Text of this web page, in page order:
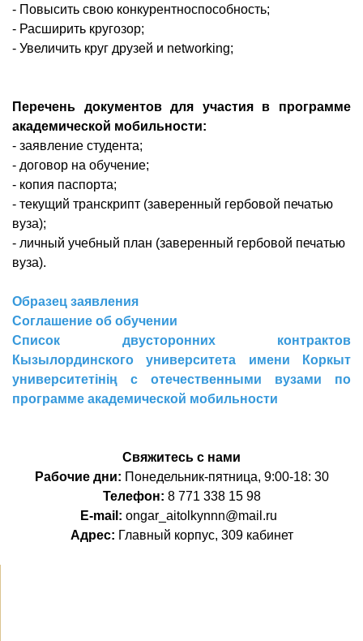
- Повысить свою конкурентноспособность;
- Расширить кругозор;
- Увеличить круг друзей и networking;
Перечень документов для участия в программе
академической мобильности:
- заявление студента;
- договор на обучение;
- копия паспорта;
- текущий транскрипт (заверенный гербовой печатью
вуза);
- личный учебный план (заверенный гербовой печатью
вуза).
Образец заявления
Соглашение об обучении
Список двусторонних контрактов
Кызылординского университета имени Коркыт
университетінің с отечественными вузами по
программе академической мобильности
Свяжитесь с нами
Рабочие дни: Понедельник-пятница, 9:00-18: 30
Телефон: 8 771 338 15 98
E-mail: ongar_aitolkynnn@mail.ru
Адрес: Главный корпус, 309 кабинет